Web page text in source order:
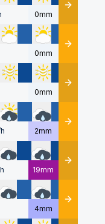
0mm Détails
0mm Détails
0mm Détails
2mm Détails
19mm Détails
4mm Détails